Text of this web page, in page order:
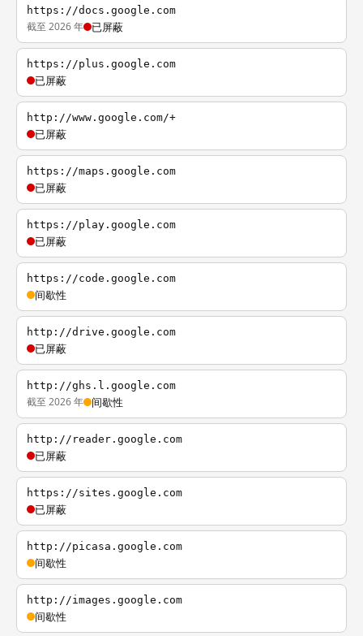
https://docs.google.com
截至 2026 年 已屏蔽
https://plus.google.com
已屏蔽
http://www.google.com/+
已屏蔽
https://maps.google.com
已屏蔽
https://play.google.com
已屏蔽
https://code.google.com
间歇性
http://drive.google.com
已屏蔽
http://ghs.l.google.com
截至 2026 年 间歇性
http://reader.google.com
已屏蔽
https://sites.google.com
已屏蔽
http://picasa.google.com
间歇性
http://images.google.com
间歇性